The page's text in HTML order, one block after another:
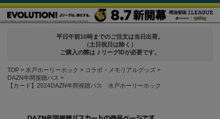
平日午前10時までのご注文は当日出荷。
（土日祝日は除く）
ご購入の際はＪリーグIDが必要です。
TOP 水戸ホーリーホック
コラボ・メモリアルグッズ
DAZN年間視聴パス
【カード】2024DAZN年間視聴パス 水戸ホーリーホック